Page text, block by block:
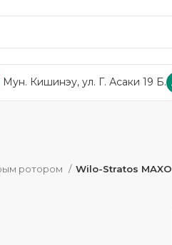
Мун. Кишинэу, ул. Г. Асаки 19 Б.
ротором Wilo-Stratos MAXO